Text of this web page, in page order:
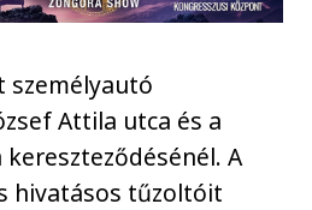
személyautó
Attila utca és a
A
hivatásos tűzoltóit